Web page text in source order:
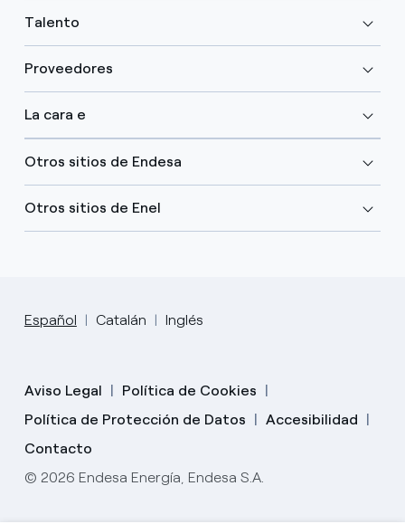
Talento
Proveedores
La cara e
Otros sitios de Endesa
Otros sitios de Enel
Español Catalán Inglés
Aviso Legal
Política de Cookies
Política de Protección de Datos
Accesibilidad
Contacto
© 2026 Endesa Energía, Endesa S.A.